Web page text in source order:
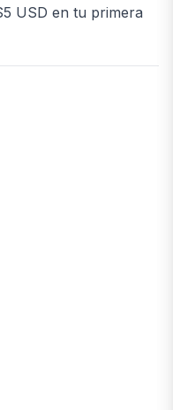
USD en tu primera